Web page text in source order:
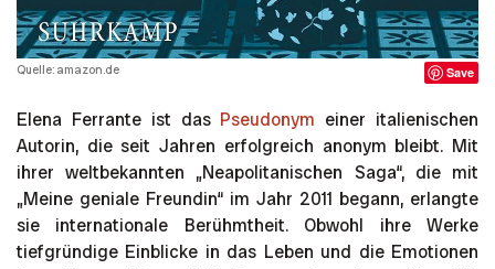
Quelle: amazon.de Save
Elena Ferrante ist das Pseudonym einer italienischen
Autorin, die seit Jahren erfolgreich anonym bleibt. Mit
ihrer weltbekannten „Neapolitanischen Saga“, die mit
„Meine geniale Freundin“ im Jahr 2011 begann, erlangte
sie internationale Berühmtheit. Obwohl ihre Werke
tiefgründige Einblicke in das Leben und die Emotionen